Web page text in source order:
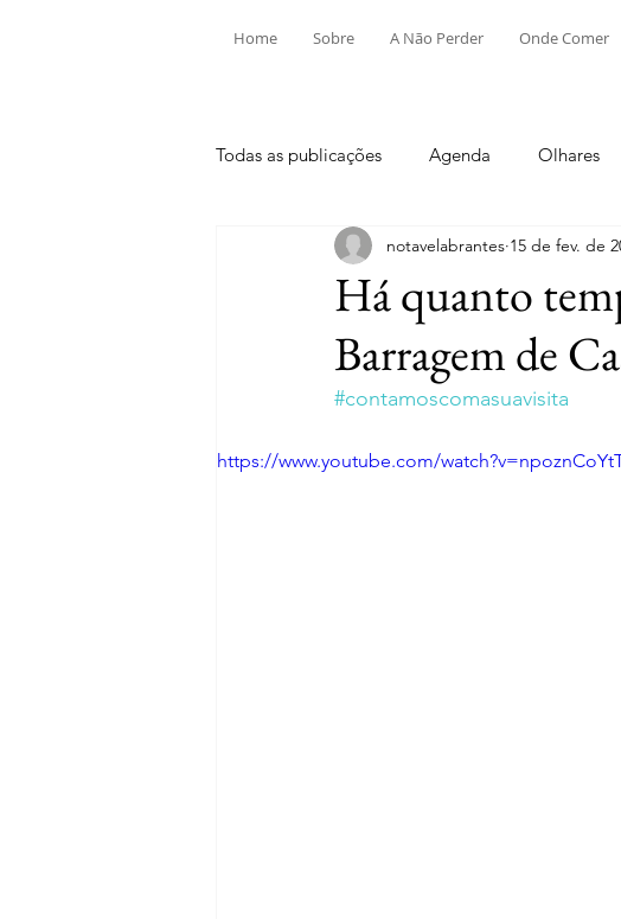
Home Sobre A Não Perder Onde Comer
Todas as publicações Agenda Olhares
Aldeia do Mato e Souto Alvega e
Mouriscas Rio de Moinhos
Há quanto
Barragem de
notavelabrantes 15 de fev. de
#contamoscomasuavisita
https://www.youtube.com/